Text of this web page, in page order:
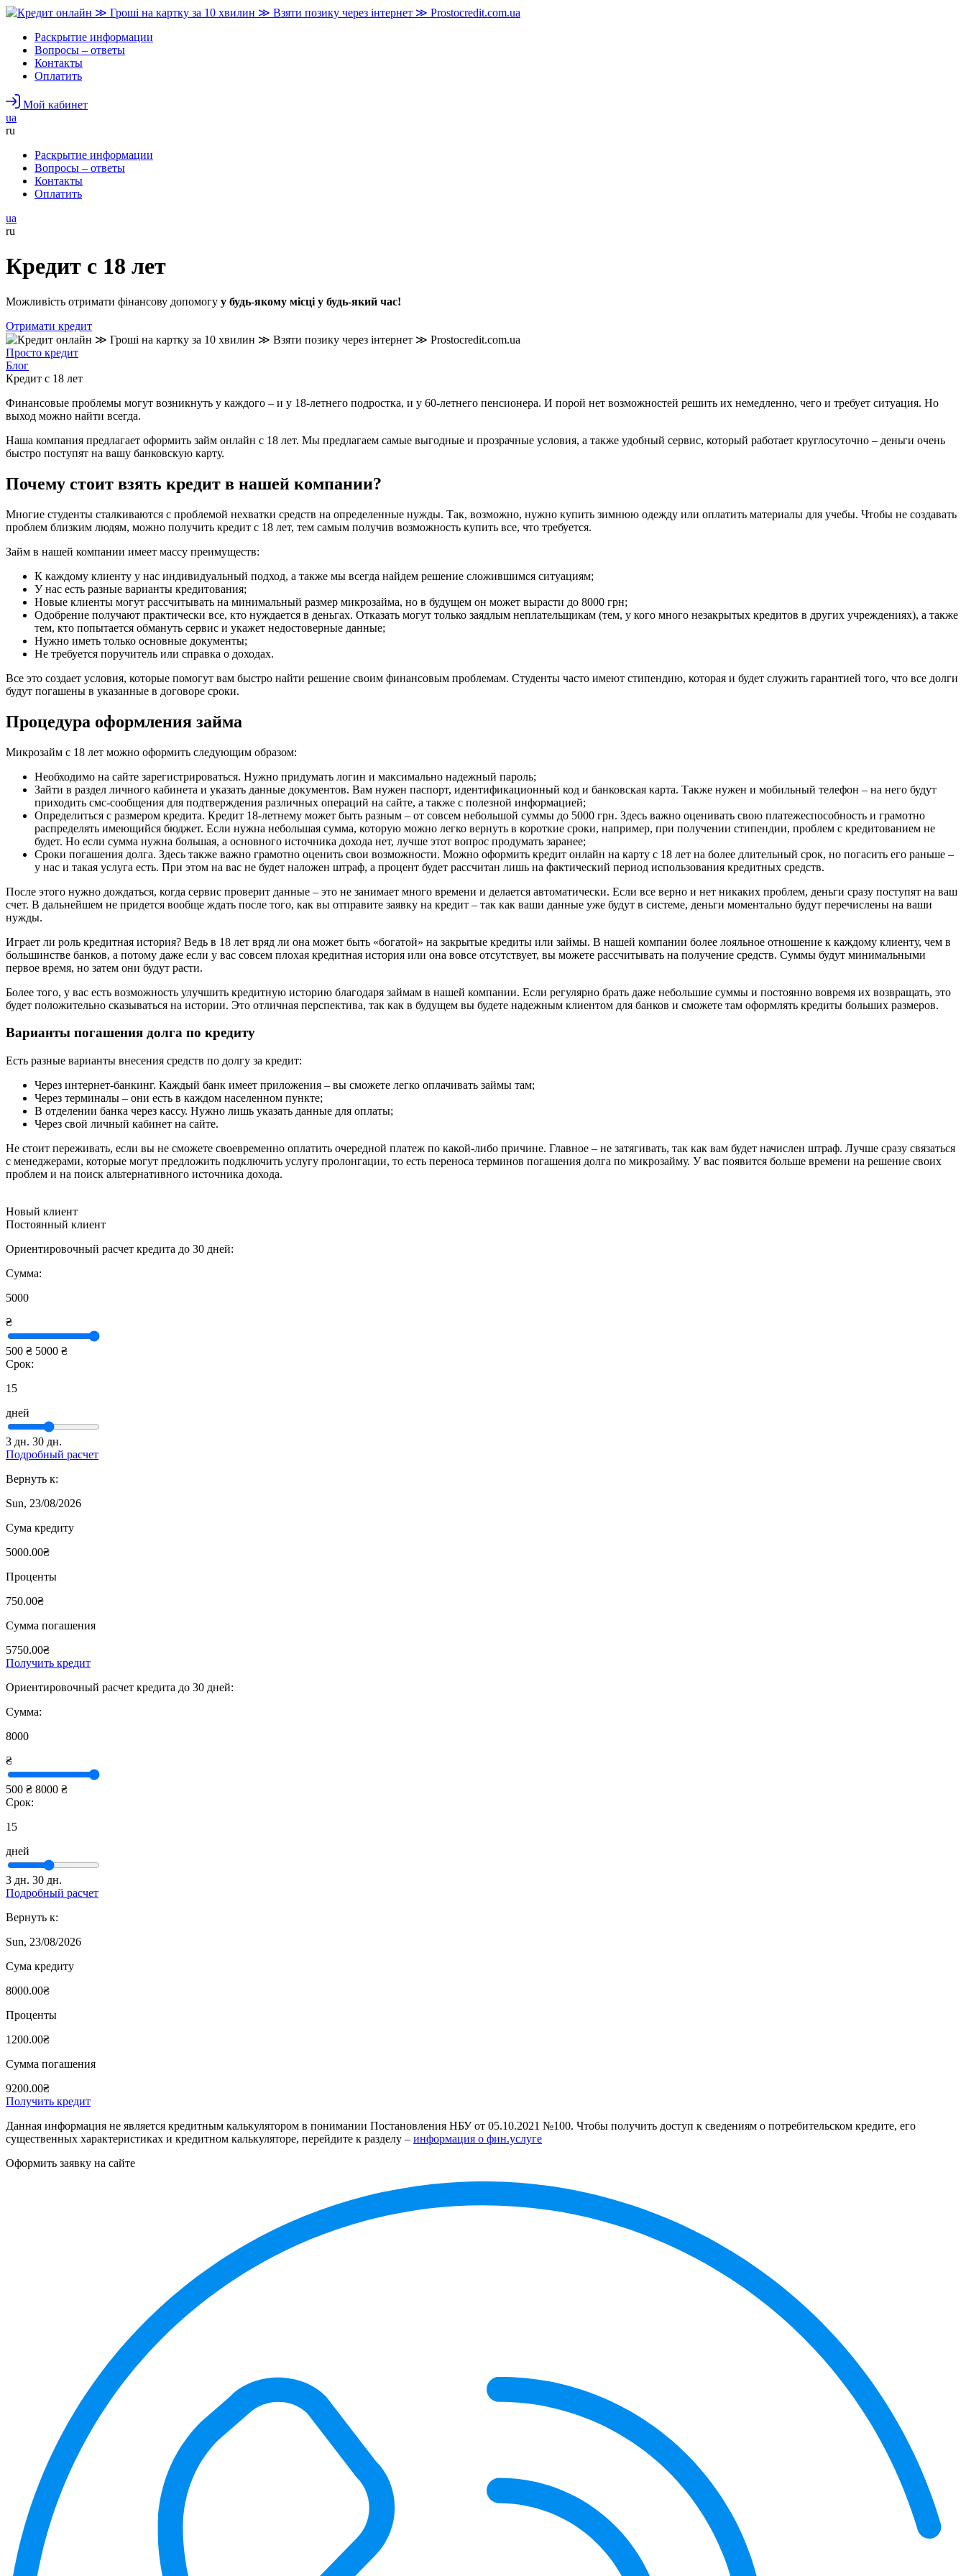
Раскрытие информации
Вопросы – ответы
Контакты
Оплатить
Мой кабинет
ua
ru
Раскрытие информации
Вопросы – ответы
Контакты
Оплатить
ua
ru
Кредит с 18 лет
Можливість отримати фінансову допомогу у будь-якому місці у будь-який час!
Отримати кредит
Просто кредит
Блог
Кредит с 18 лет
Финансовые проблемы могут возникнуть у каждого – и у 18-летнего подростка, и у 60-летнего пенсионера. И порой нет возможностей решить их немедленно, чего и требует ситуация. Но
выход можно найти всегда.
Наша компания предлагает оформить займ онлайн с 18 лет. Мы предлагаем самые выгодные и прозрачные условия, а также удобный сервис, который работает круглосуточно – деньги очень
быстро поступят на вашу банковскую карту.
Почему стоит взять кредит в нашей компании?
Многие студенты сталкиваются с проблемой нехватки средств на определенные нужды. Так, возможно, нужно купить зимнюю одежду или оплатить материалы для учебы. Чтобы не создавать
проблем близким людям, можно получить кредит с 18 лет, тем самым получив возможность купить все, что требуется.
Займ в нашей компании имеет массу преимуществ:
К каждому клиенту у нас индивидуальный подход, а также мы всегда найдем решение сложившимся ситуациям;
У нас есть разные варианты кредитования;
Новые клиенты могут рассчитывать на минимальный размер микрозайма, но в будущем он может вырасти до 8000 грн;
Одобрение получают практически все, кто нуждается в деньгах. Отказать могут только заядлым неплательщикам (тем, у кого много незакрытых кредитов в других учреждениях), а также
тем, кто попытается обмануть сервис и укажет недостоверные данные;
Нужно иметь только основные документы;
Не требуется поручитель или справка о доходах.
Все это создает условия, которые помогут вам быстро найти решение своим финансовым проблемам. Студенты часто имеют стипендию, которая и будет служить гарантией того, что все долги
будут погашены в указанные в договоре сроки.
Процедура оформления займа
Микрозайм с 18 лет можно оформить следующим образом:
Необходимо на сайте зарегистрироваться. Нужно придумать логин и максимально надежный пароль;
Зайти в раздел личного кабинета и указать данные документов. Вам нужен паспорт, идентификационный код и банковская карта. Также нужен и мобильный телефон – на него будут
приходить смс-сообщения для подтверждения различных операций на сайте, а также с полезной информацией;
Определиться с размером кредита. Кредит 18-летнему может быть разным – от совсем небольшой суммы до 5000 грн. Здесь важно оценивать свою платежеспособность и грамотно
распределять имеющийся бюджет. Если нужна небольшая сумма, которую можно легко вернуть в короткие сроки, например, при получении стипендии, проблем с кредитованием не
будет. Но если сумма нужна большая, а основного источника дохода нет, лучше этот вопрос продумать заранее;
Сроки погашения долга. Здесь также важно грамотно оценить свои возможности. Можно оформить кредит онлайн на карту с 18 лет на более длительный срок, но погасить его раньше –
у нас и такая услуга есть. При этом на вас не будет наложен штраф, а процент будет рассчитан лишь на фактический период использования кредитных средств.
После этого нужно дождаться, когда сервис проверит данные – это не занимает много времени и делается автоматически. Если все верно и нет никаких проблем, деньги сразу поступят на ваш
счет. В дальнейшем не придется вообще ждать после того, как вы отправите заявку на кредит – так как ваши данные уже будут в системе, деньги моментально будут перечислены на ваши
нужды.
Играет ли роль кредитная история? Ведь в 18 лет вряд ли она может быть «богатой» на закрытые кредиты или займы. В нашей компании более лояльное отношение к каждому клиенту, чем в
большинстве банков, а потому даже если у вас совсем плохая кредитная история или она вовсе отсутствует, вы можете рассчитывать на получение средств. Суммы будут минимальными
первое время, но затем они будут расти.
Более того, у вас есть возможность улучшить кредитную историю благодаря займам в нашей компании. Если регулярно брать даже небольшие суммы и постоянно вовремя их возвращать, это
будет положительно сказываться на истории. Это отличная перспектива, так как в будущем вы будете надежным клиентом для банков и сможете там оформлять кредиты больших размеров.
Варианты погашения долга по кредиту
Есть разные варианты внесения средств по долгу за кредит:
Через интернет-банкинг. Каждый банк имеет приложения – вы сможете легко оплачивать займы там;
Через терминалы – они есть в каждом населенном пункте;
В отделении банка через кассу. Нужно лишь указать данные для оплаты;
Через свой личный кабинет на сайте.
Не стоит переживать, если вы не сможете своевременно оплатить очередной платеж по какой-либо причине. Главное – не затягивать, так как вам будет начислен штраф. Лучше сразу связаться
с менеджерами, которые могут предложить подключить услугу пролонгации, то есть переноса терминов погашения долга по микрозайму. У вас появится больше времени на решение своих
проблем и на поиск альтернативного источника дохода.
Новый клиент
Постоянный клиент
Ориентировочный расчет кредита до 30 дней:
Сумма:
5000
₴
500 ₴ 5000 ₴
Срок:
15
дней
3 дн. 30 дн.
Подробный расчет
Вернуть к:
Sun, 23/08/2026
Сума кредиту
5000.00₴
Проценты
750.00₴
Сумма погашения
5750.00₴
Получить кредит
Ориентировочный расчет кредита до 30 дней:
Сумма:
8000
₴
500 ₴ 8000 ₴
Срок:
15
дней
3 дн. 30 дн.
Подробный расчет
Вернуть к:
Sun, 23/08/2026
Сума кредиту
8000.00₴
Проценты
1200.00₴
Сумма погашения
9200.00₴
Получить кредит
Данная информация не является кредитным калькулятором в понимании Постановления НБУ от 05.10.2021 №100. Чтобы получить доступ к сведениям о потребительском кредите, его
существенных характеристиках и кредитном калькуляторе, перейдите к разделу – информация о фин.услуге
Оформить заявку на сайте